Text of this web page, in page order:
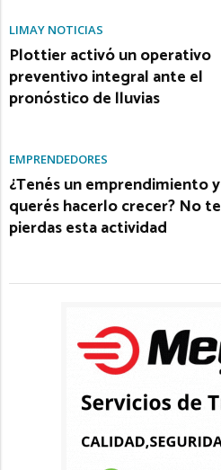
LIMAY NOTICIAS
Plottier activó un operativo
preventivo integral ante el
pronóstico de lluvias
EMPRENDEDORES
¿Tenés un emprendimiento y
querés hacerlo crecer? No te
pierdas esta actividad